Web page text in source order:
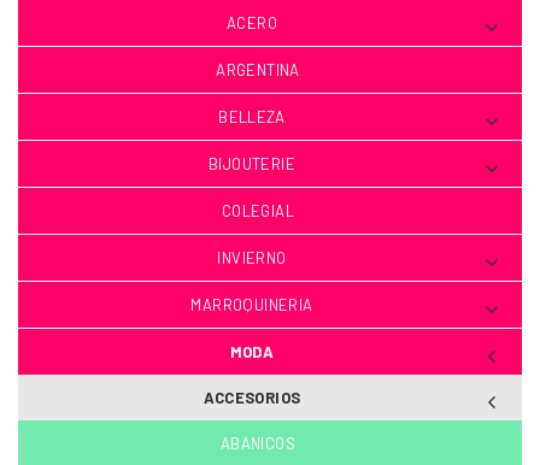
ACERO
ARGENTINA
BELLEZA
BIJOUTERIE
COLEGIAL
INVIERNO
MARROQUINERIA
MODA
ACCESORIOS
ABANICOS